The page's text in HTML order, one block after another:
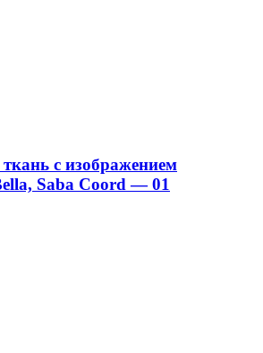
с изображением
Saba Coord — 01